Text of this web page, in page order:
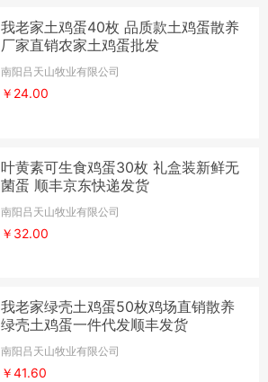
我老家土鸡蛋40枚 品质款土鸡蛋散养
厂家直销农家土鸡蛋批发
南阳吕天山牧业有限公司
￥24.00
叶黄素可生食鸡蛋30枚 礼盒装新鲜无
菌蛋 顺丰京东快递发货
南阳吕天山牧业有限公司
￥32.00
我老家绿壳土鸡蛋50枚鸡场直销散养
绿壳土鸡蛋一件代发顺丰发货
南阳吕天山牧业有限公司
￥41.60